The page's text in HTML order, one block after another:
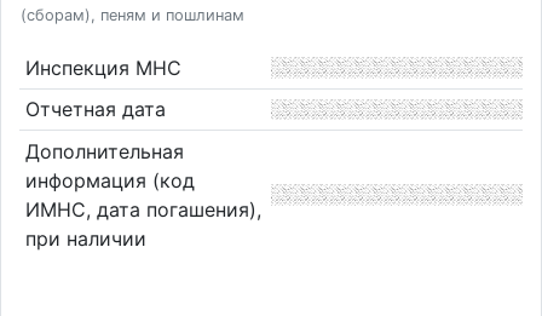
(сборам), пеням и пошлинам
Инспекция МНС
Отчетная дата
Дополнительная
информация (код
ИМНС, дата погашения),
при наличии